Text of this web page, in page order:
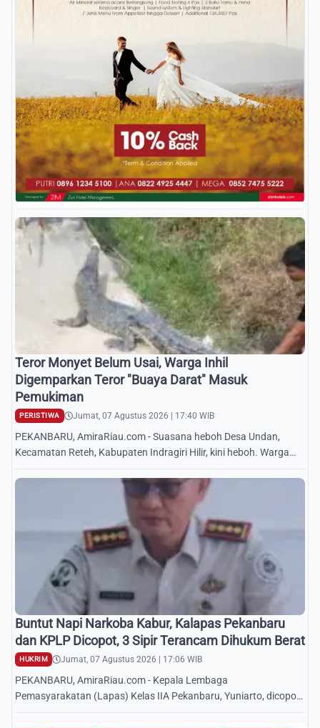
Teror Monyet Belum Usai, Warga Inhil
Digemparkan Teror "Buaya Darat" Masuk
Pemukiman
PERISTIWA Jumat, 07 Agustus 2026 | 17:40 WIB
PEKANBARU, AmiraRiau.com - Suasana heboh Desa Undan,
Kecamatan Reteh, Kabupaten Indragiri Hilir, kini heboh. Warga
Buntut Napi Narkoba Kabur, Kalapas Pekanbaru
dan KPLP Dicopot, 3 Sipir Terancam Dihukum Berat
HUKRIM Jumat, 07 Agustus 2026 | 17:06 WIB
PEKANBARU, AmiraRiau.com - Kepala Lembaga
Pemasyarakatan (Lapas) Kelas IIA Pekanbaru, Yuniarto, dicopot